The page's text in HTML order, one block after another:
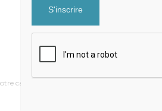
cabinet
Cabinet Fraysse &